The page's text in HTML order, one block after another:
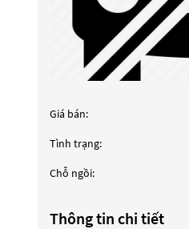
Giá bán:
Tình trạng:
Chỗ ngồi:
Thông tin chi tiết